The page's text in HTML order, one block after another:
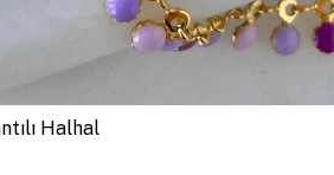
Halhal